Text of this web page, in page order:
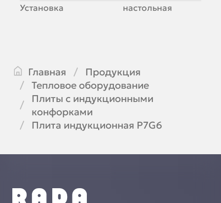
Установка
настольная
Главная
Продукция
Тепловое оборудование
Плиты с индукционными
конфорками
Плита индукционная P7G6